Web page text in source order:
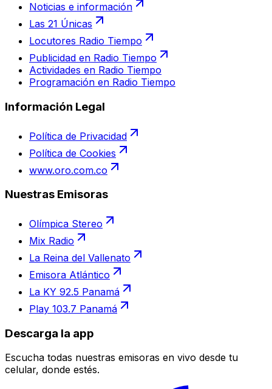
Noticias e información
Las 21 Únicas
Locutores Radio Tiempo
Publicidad en Radio Tiempo
Actividades en Radio Tiempo
Programación en Radio Tiempo
Información Legal
Política de Privacidad
Política de Cookies
www.oro.com.co
Nuestras Emisoras
Olímpica Stereo
Mix Radio
La Reina del Vallenato
Emisora Atlántico
La KY 92.5 Panamá
Play 103.7 Panamá
Descarga la app
Escucha todas nuestras emisoras en vivo desde tu
celular, donde estés.